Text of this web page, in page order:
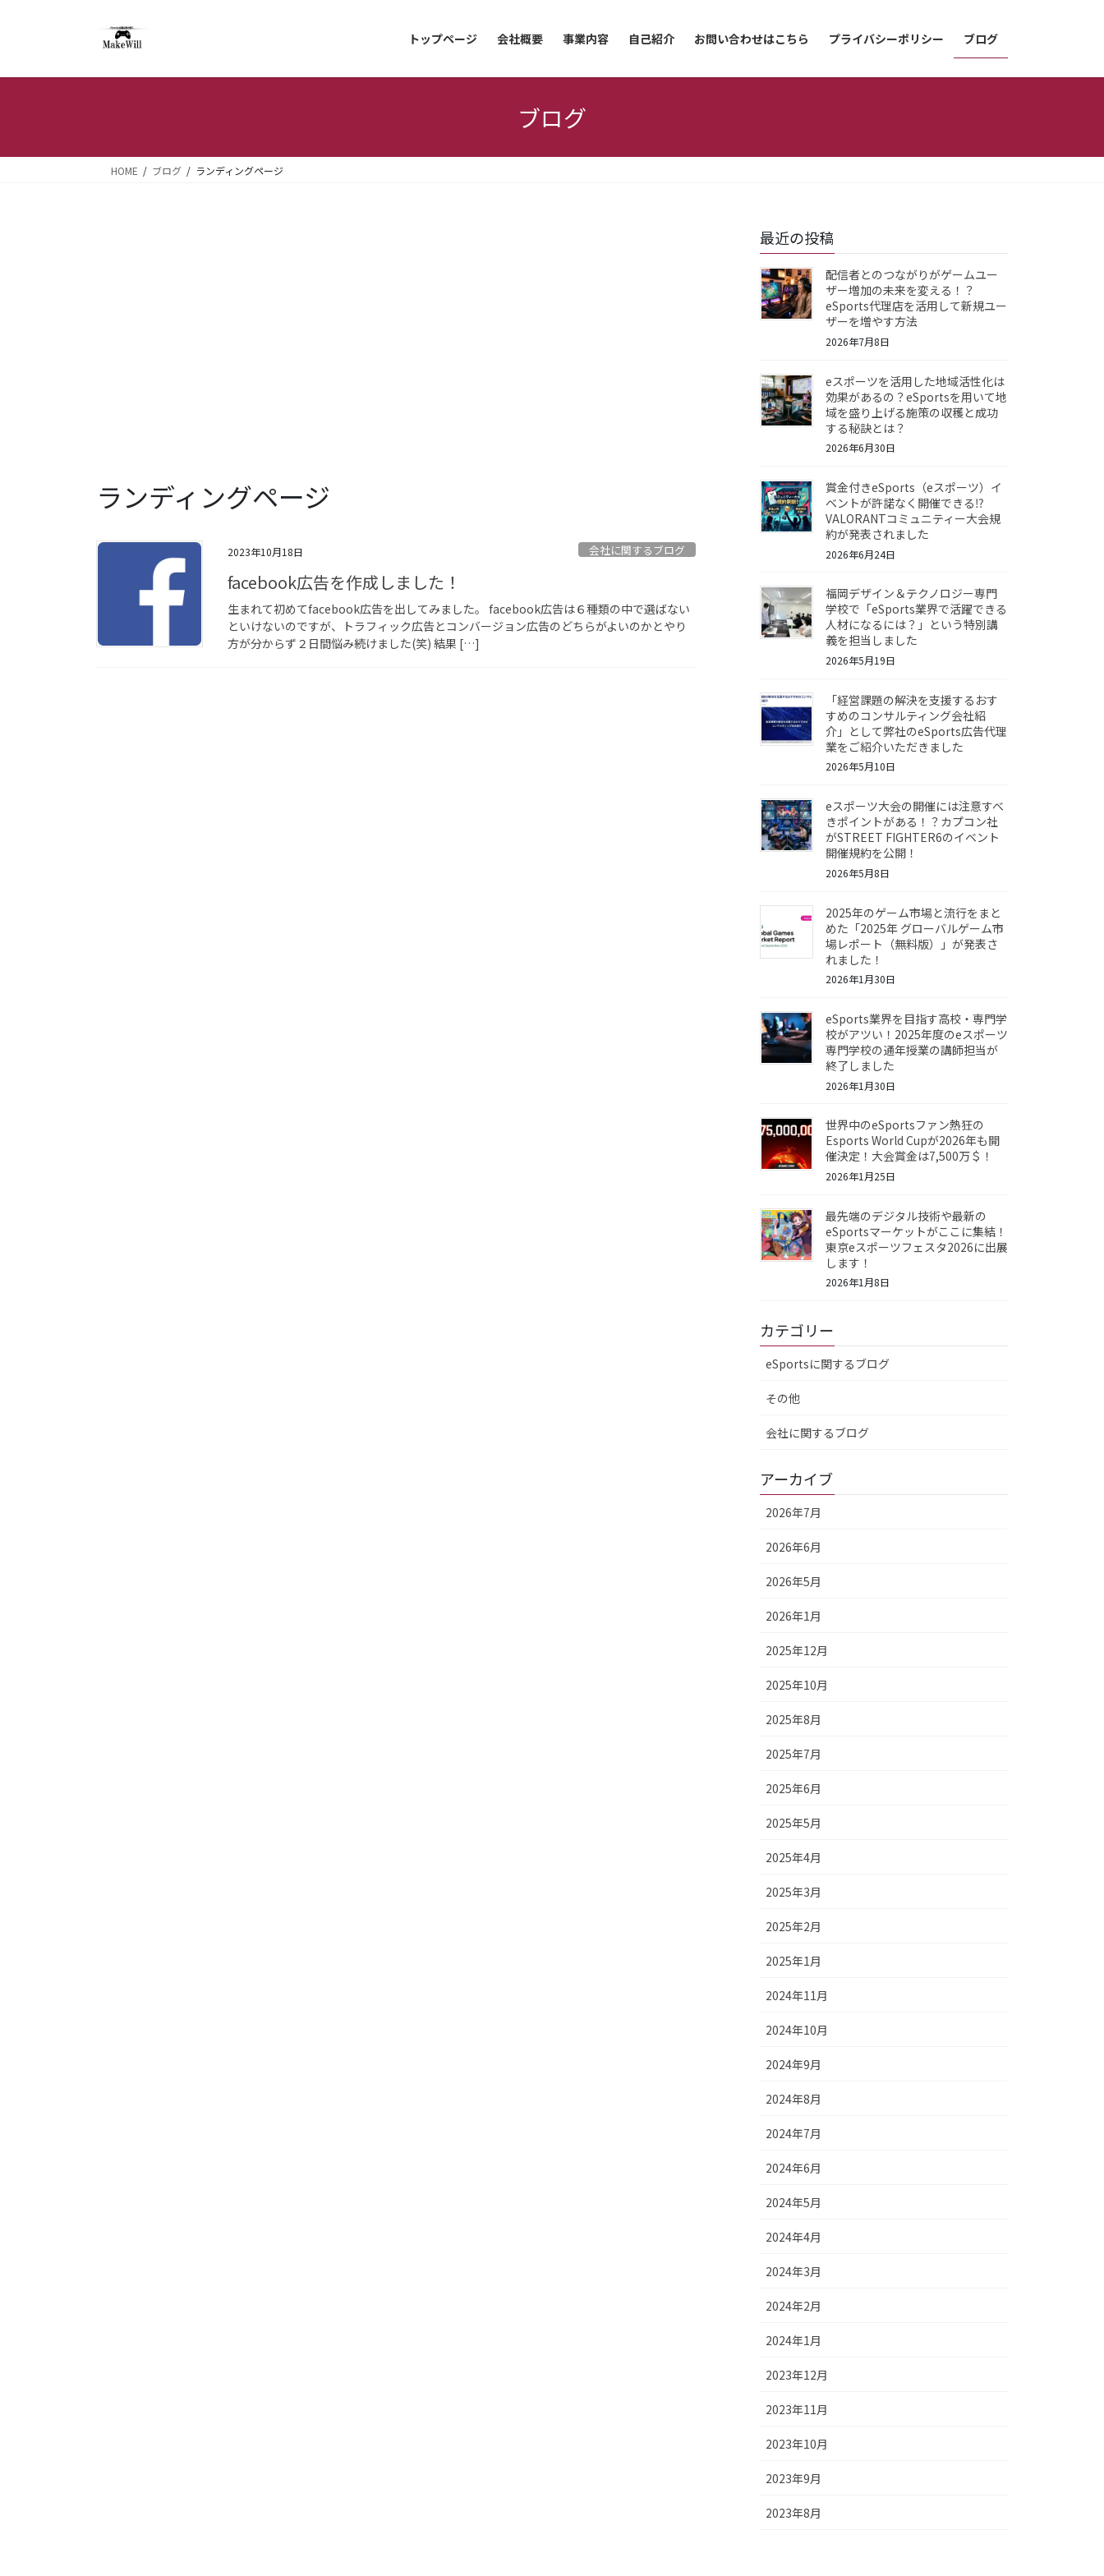
トップページ 会社概要 事業内容 自己紹介 お問い合わせはこちら プライバシーポリシー ブログ
ブログ
HOME ブログ ランディングページ
ランディングページ
2023年10月18日 会社に関するブログ
facebook広告を作成しました！
生まれて初めてfacebook広告を出してみました。 facebook広告は６種類の中で選ばない
といけないのですが、トラフィック広告とコンバージョン広告のどちらがよいのかとやり
方が分からず２日間悩み続けました(笑) 結果 […]
最近の投稿
配信者とのつながりがゲームユー
ザー増加の未来を変える！？
eSports代理店を活用して新規ユー
ザーを増やす方法
2026年7月8日
eスポーツを活用した地域活性化は
効果があるの？eSportsを用いて地
域を盛り上げる施策の収穫と成功
する秘訣とは？
2026年6月30日
賞金付きeSports（eスポーツ）イ
ベントが許諾なく開催できる⁉
VALORANTコミュニティー大会規
約が発表されました
2026年6月24日
福岡デザイン＆テクノロジー専門
学校で「eSports業界で活躍できる
人材になるには？」という特別講
義を担当しました
2026年5月19日
「経営課題の解決を支援するおす
すめのコンサルティング会社紹
介」として弊社のeSports広告代理
業をご紹介いただきました
2026年5月10日
eスポーツ大会の開催には注意すべ
きポイントがある！？カプコン社
がSTREET FIGHTER6のイベント
開催規約を公開！
2026年5月8日
2025年のゲーム市場と流行をまと
めた「2025年 グローバルゲーム市
場レポート（無料版）」が発表さ
れました！
2026年1月30日
eSports業界を目指す高校・専門学
校がアツい！2025年度のeスポーツ
専門学校の通年授業の講師担当が
終了しました
2026年1月30日
世界中のeSportsファン熱狂の
Esports World Cupが2026年も開
催決定！大会賞金は7,500万＄！
2026年1月25日
最先端のデジタル技術や最新の
eSportsマーケットがここに集結！
東京eスポーツフェスタ2026に出展
します！
2026年1月8日
カテゴリー
eSportsに関するブログ
その他
会社に関するブログ
アーカイブ
2026年7月
2026年6月
2026年5月
2026年1月
2025年12月
2025年10月
2025年8月
2025年7月
2025年6月
2025年5月
2025年4月
2025年3月
2025年2月
2025年1月
2024年11月
2024年10月
2024年9月
2024年8月
2024年7月
2024年6月
2024年5月
2024年4月
2024年3月
2024年2月
2024年1月
2023年12月
2023年11月
2023年10月
2023年9月
2023年8月